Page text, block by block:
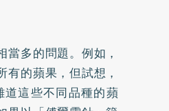
多的問題。例如，
的蘋果，但試想，
這些不同品種的蘋